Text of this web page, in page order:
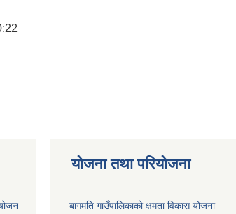
योजना तथा परियोजना
बागमति गाउँपालिकाको क्षमता विकास योजना